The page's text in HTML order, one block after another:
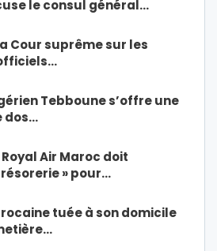
le consul général…
Cour suprême sur les
Tebboune s’offre une
dos…
Air Maroc doit
» pour…
tuée à son domicile